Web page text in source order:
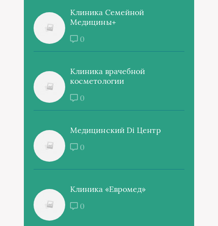
Клиника Семейной
Медицины+
0
Клиника врачебной
косметологии
0
Медицинский Di Центр
0
Клиника «Евромед»
0